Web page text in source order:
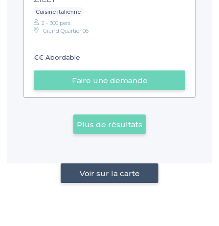
Cuisine italienne
2 - 300 pers.
Grand Quartier 06
€€ Abordable
Faire une demande
Plus de résultats
Voir sur la carte